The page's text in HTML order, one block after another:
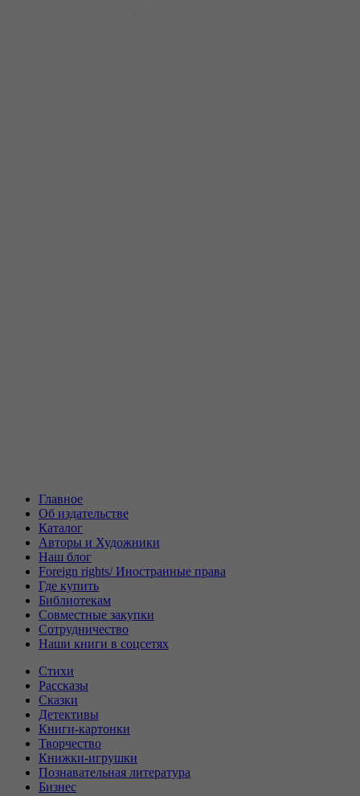
Главное
Об издательстве
Каталог
Авторы и Художники
Наш блог
Foreign rights/ Иностранные права
Где купить
Библиотекам
Совместные закупки
Сотрудничество
Наши книги в соцсетях
Стихи
Рассказы
Сказки
Детективы
Книги-картонки
Творчество
Книжки-игрушки
Познавательная литература
Бизнес